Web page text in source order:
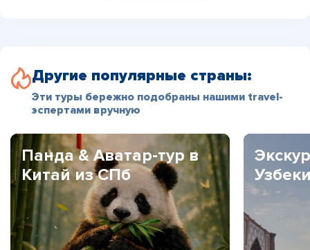
Другие популярные страны:
Эти туры бережно подобраны нашими travel-
эспертами вручную
Панда & Аватар-тур в
Китай из СПб